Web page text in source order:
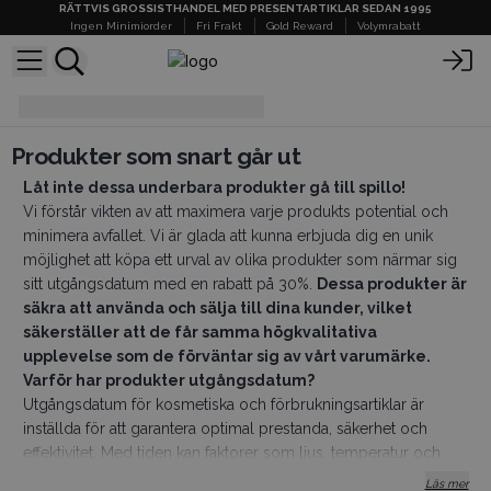
RÄTTVIS GROSSISTHANDEL MED PRESENTARTIKLAR SEDAN 1995
Ingen Minimiorder
Fri Frakt Gold Reward Volymrabatt
Produkter som snart går ut
Låt inte dessa underbara produkter gå till spillo!
Vi förstår vikten av att maximera varje produkts potential och
minimera avfallet. Vi är glada att kunna erbjuda dig en unik
möjlighet att köpa ett urval av olika produkter som närmar sig
sitt utgångsdatum med en rabatt på 30%.
Dessa produkter är
säkra att använda och sälja till dina kunder, vilket
säkerställer att de får samma högkvalitativa
upplevelse som de förväntar sig av vårt varumärke.
Varför har produkter utgångsdatum?
Utgångsdatum för kosmetiska och förbrukningsartiklar är
inställda för att garantera optimal prestanda, säkerhet och
effektivitet. Med tiden kan faktorer som ljus, temperatur och
luftexponering göra att ingredienser bryts ner, vilket potentiellt
Läs mer